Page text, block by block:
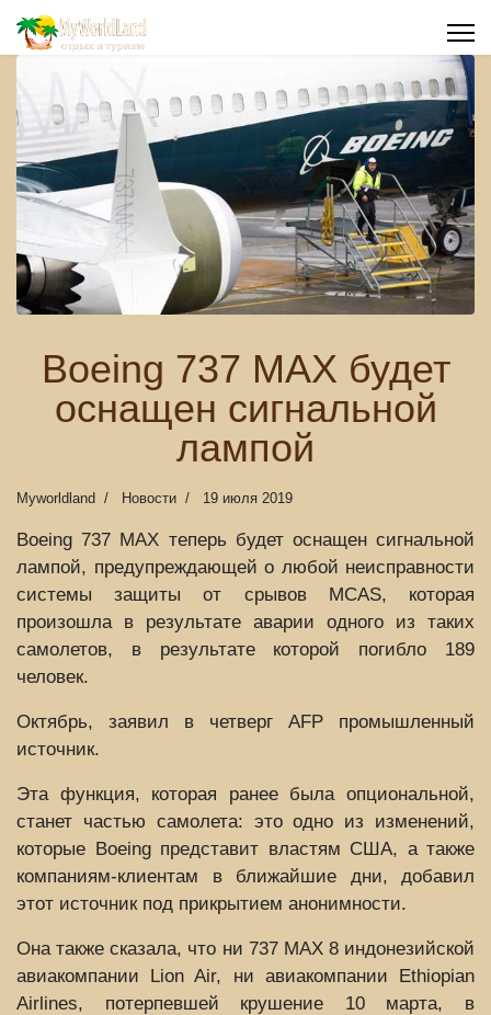
Boeing 737 MAX будет
оснащен сигнальной
лампой
Myworldland Новости 19 июля 2019
Boeing 737 MAX теперь будет оснащен сигнальной
лампой, предупреждающей о любой неисправности
системы защиты от срывов MCAS, которая
произошла в результате аварии одного из таких
самолетов, в результате которой погибло 189
человек.
Октябрь, заявил в четверг AFP промышленный
источник.
Эта функция, которая ранее была опциональной,
станет частью самолета: это одно из изменений,
которые Boeing представит властям США, а также
компаниям-клиентам в ближайшие дни, добавил
этот источник под прикрытием анонимности.
Она также сказала, что ни 737 MAX 8 индонезийской
авиакомпании Lion Air, ни авиакомпании Ethiopian
Airlines, потерпевшей крушение 10 марта, в